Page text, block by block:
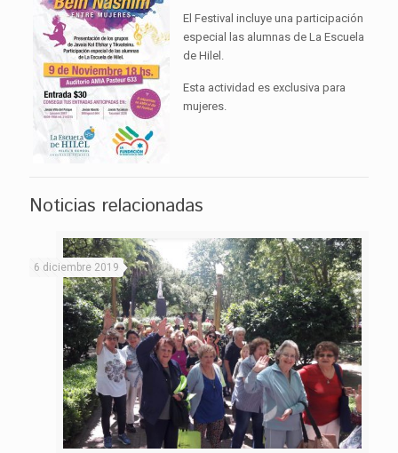
El Festival incluye una participación
especial las alumnas de La Escuela
de Hilel.
Esta actividad es exclusiva para
mujeres.
Noticias relacionadas
6 diciembre 2019